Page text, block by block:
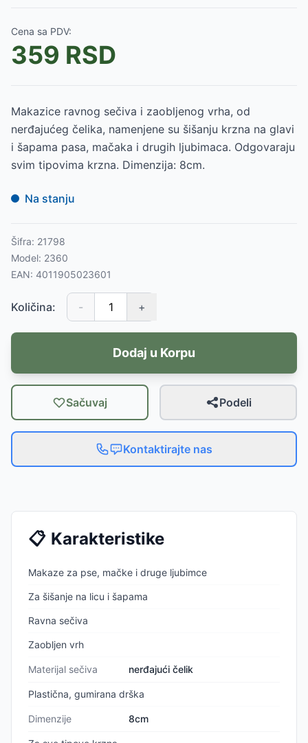
Cena sa PDV:
359 RSD
Makazice ravnog sečiva i zaobljenog vrha, od
nerđajućeg čelika, namenjene su šišanju krzna na glavi
i šapama pasa, mačaka i drugih ljubimaca. Odgovaraju
svim tipovima krzna. Dimenzija: 8cm.
Na stanju
Šifra: 21798
Model: 2360
EAN: 4011905023601
Količina: - +
Dodaj u Korpu
Sačuvaj Podeli
Kontaktirajte nas
📋 Karakteristike
Makaze za pse, mačke i druge ljubimce
Za šišanje na licu i šapama
Ravna sečiva
Zaobljen vrh
Materijal sečiva nerđajući čelik
Plastična, gumirana drška
Dimenzije 8cm